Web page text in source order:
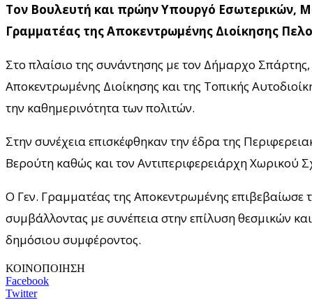
Τον Βουλευτή και πρώην Υπουργό Εσωτερικών,
Γραμματέας της Αποκεντρωμένης Διοίκησης
Στο πλαίσιο της συνάντησης με τον Δήμαρχο
Αποκεντρωμένης Διοίκησης και της Τοπικής
την καθημερινότητα των πολιτών.
Στην συνέχεια επισκέφθηκαν την έδρα της
Βερούτη καθώς και τον Αντιπεριφερειάρχη Χωρικού
Ο Γεν. Γραμματέας της Αποκεντρωμένης επιβεβαίωσε
συμβάλλοντας με συνέπεια στην επίλυση θεσμικών
δημόσιου συμφέροντος.
ΚΟΙΝΟΠΟΙΗΣΗ
Facebook
Twitter